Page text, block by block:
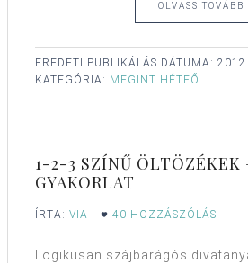
OLVASS TOVÁBB
EREDETI PUBLIKÁLÁS DÁTUMA:
KATEGÓRIA: MEGINT HÉTFŐ
1-2-3 SZÍNŰ
GYAKORLAT
ÍRTA: VIA | 40 HOZZÁSZÓLÁS
Logikusan szájbarágós